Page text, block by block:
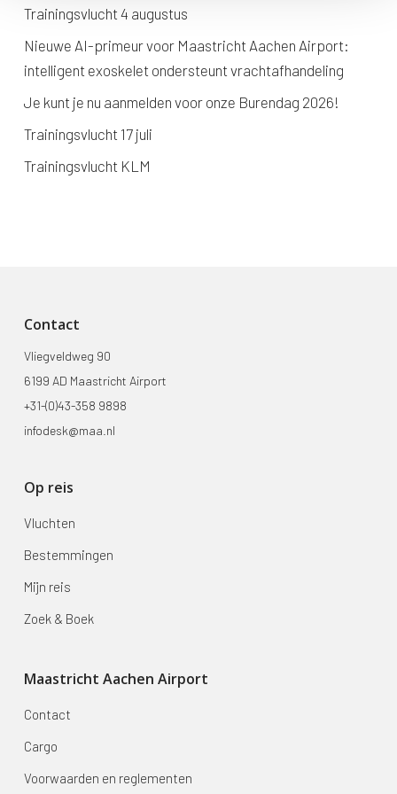
Trainingsvlucht 4 augustus
Nieuwe AI-primeur voor Maastricht Aachen Airport:
intelligent exoskelet ondersteunt vrachtafhandeling
Je kunt je nu aanmelden voor onze Burendag 2026!
Trainingsvlucht 17 juli
Trainingsvlucht KLM
Contact
Vliegveldweg 90
6199 AD Maastricht Airport
+31-(0)43-358 9898
infodesk@maa.nl
Op reis
Vluchten
Bestemmingen
Mijn reis
Zoek & Boek
Maastricht Aachen Airport
Contact
Cargo
Voorwaarden en reglementen